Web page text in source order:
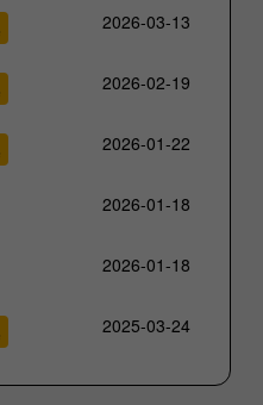
2026-03-13
2026-02-19
2026-01-22
2026-01-18
2026-01-18
2025-03-24